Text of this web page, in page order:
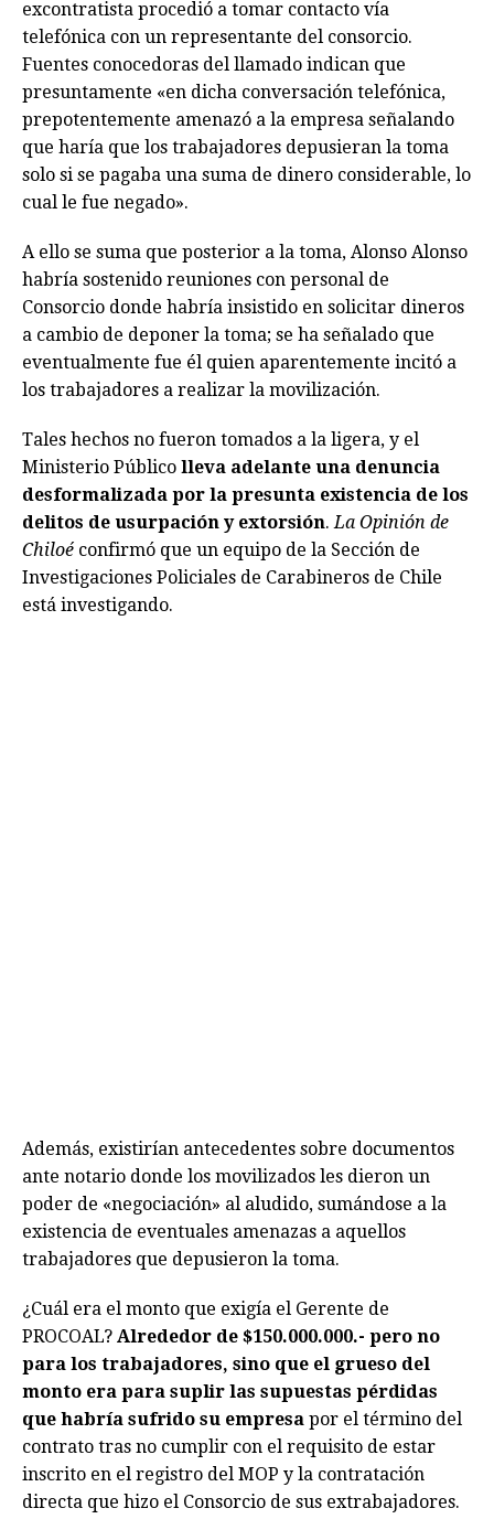
excontratista procedió a tomar contacto vía
telefónica con un representante del consorcio.
Fuentes conocedoras del llamado indican que
presuntamente «en dicha conversación telefónica,
prepotentemente amenazó a la empresa señalando
que haría que los trabajadores depusieran la toma
solo si se pagaba una suma de dinero considerable, lo
cual le fue negado».
A ello se suma que posterior a la toma, Alonso Alonso
habría sostenido reuniones con personal de
Consorcio donde habría insistido en solicitar dineros
a cambio de deponer la toma; se ha señalado que
eventualmente fue él quien aparentemente incitó a
los trabajadores a realizar la movilización.
Tales hechos no fueron tomados a la ligera, y el
Ministerio Público lleva adelante una denuncia
desformalizada por la presunta existencia de los
delitos de usurpación y extorsión.La Opinión de
Chiloé confirmó que un equipo de la Sección de
Investigaciones Policiales de Carabineros de Chile
está investigando.
Además, existirían antecedentes sobre documentos
ante notario donde los movilizados les dieron un
poder de «negociación» al aludido, sumándose a la
existencia de eventuales amenazas a aquellos
trabajadores que depusieron la toma.
¿Cuál era el monto que exigía el Gerente de
PROCOAL? Alrededor de $150.000.000.- pero no
para los trabajadores, sino que el grueso del
monto era para suplir las supuestas pérdidas
que habría sufrido su empresa por el término del
contrato tras no cumplir con el requisito de estar
inscrito en el registro del MOP y la contratación
directa que hizo el Consorcio de sus extrabajadores.